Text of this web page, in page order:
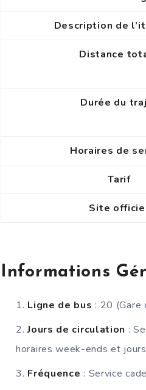
Description de
Distance
Durée du
Horaires de
Tarif
Site
Informations
Ligne de bus : 20 (Gare
Jours de circulation :
horaires week-ends et
Fréquence : Service